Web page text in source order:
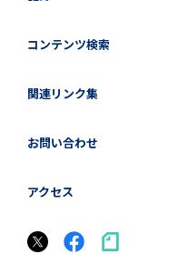
コンテンツ検索
関連リンク集
お問い合わせ
アクセス